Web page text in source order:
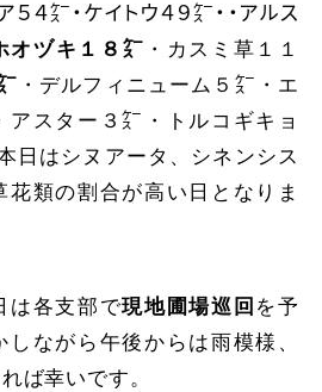
５４㌜・ケイトウ４９㌜・・アルス
オヅキ１８㌜ ・カスミ草１１
・デルフィニューム５㌜・エ
アスター３㌜・トルコギキョ
日はシヌアータ、シネンシス
花類の割合が高い日となりま
は各支部で現地圃場巡回 を予
ながら午後からは雨模様、
ば幸いです。